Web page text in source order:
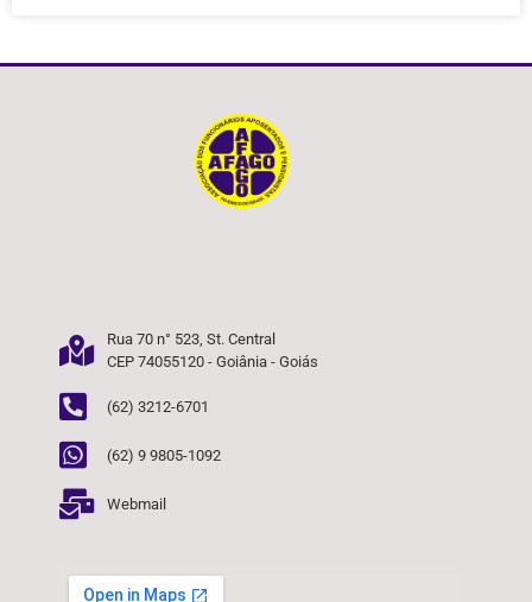
Rua 70 n° 523, St. Central
CEP 74055120 - Goiânia - Goiás
(62) 3212-6701
(62) 9 9805-1092
Webmail